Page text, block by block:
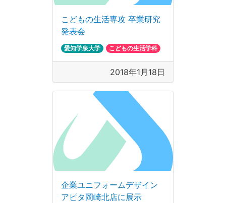
こどもの生活専攻 卒業研究
発表会
愛知学泉大学 こどもの生活学科
2018年1月18日
企業ユニフォームデザイン
アピタ岡崎北店に展示